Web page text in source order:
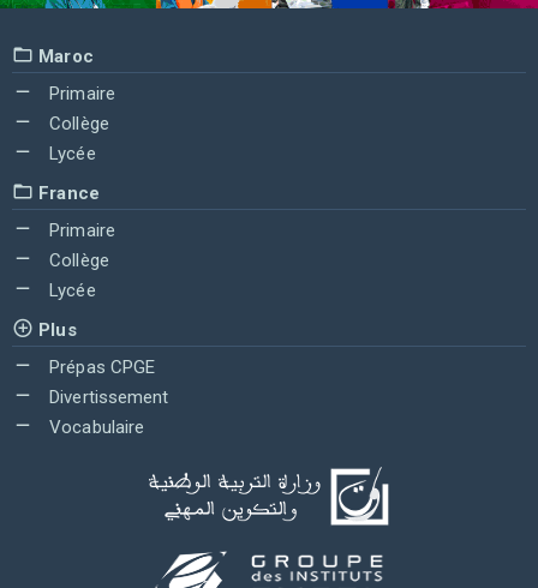
Maroc
Primaire
Collège
Lycée
France
Primaire
Collège
Lycée
Plus
Prépas CPGE
Divertissement
Vocabulaire